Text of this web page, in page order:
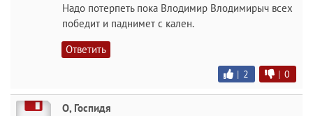
Надо потерпеть пока Влодимир Влодимирыч всех
победит и паднимет с кален.
Ответить
| 2 | 0
O, Госпидя